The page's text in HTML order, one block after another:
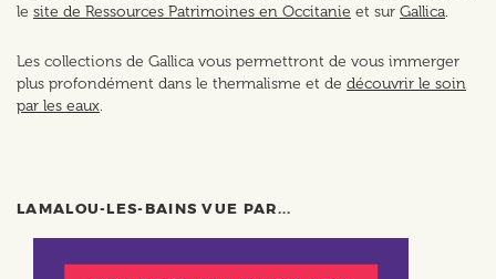
le site de Ressources Patrimoines en Occitanie et sur Gallica.
Les collections de Gallica vous permettront de vous immerger
plus profondément dans le thermalisme et de découvrir le soin
par les eaux.
LAMALOU-LES-BAINS VUE PAR...